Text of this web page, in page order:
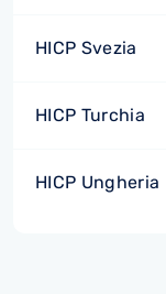
HICP Svezia
HICP Turchia
HICP Ungheria